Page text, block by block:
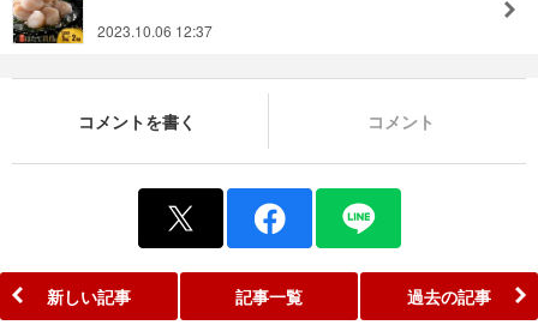
2023.10.06 12:37
コメントを書く コメント
新しい記事 記事一覧 過去の記事